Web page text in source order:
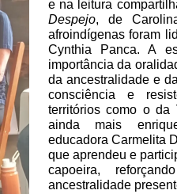
e na leitura
Despejo, de
afroindígenas foram
Cynthia Panca. A
importância da
da ancestralidade e
consciência e
territórios como o da
ainda mais
educadora Carmelita
que aprendeu e
capoeira,
ancestralidade